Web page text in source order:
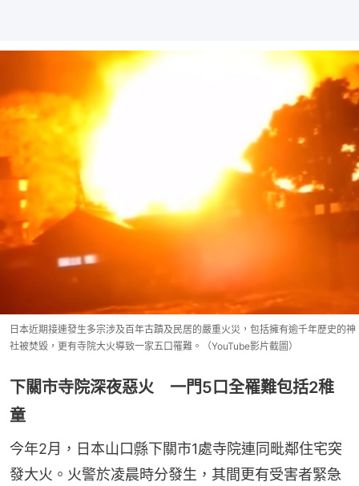
日本近期接連發生多宗涉及百年古蹟及民居的嚴重火災，包括擁有逾千年歷史的神
社被焚毀，更有寺院大火導致一家五口罹難。（YouTube影片截圖）
下關市寺院深夜惡火 一門5口全罹難包括2稚
童
今年2月，日本山口縣下關市1處寺院連同毗鄰住宅突
發大火。火警於凌晨時分發生，其間更有受害者緊急